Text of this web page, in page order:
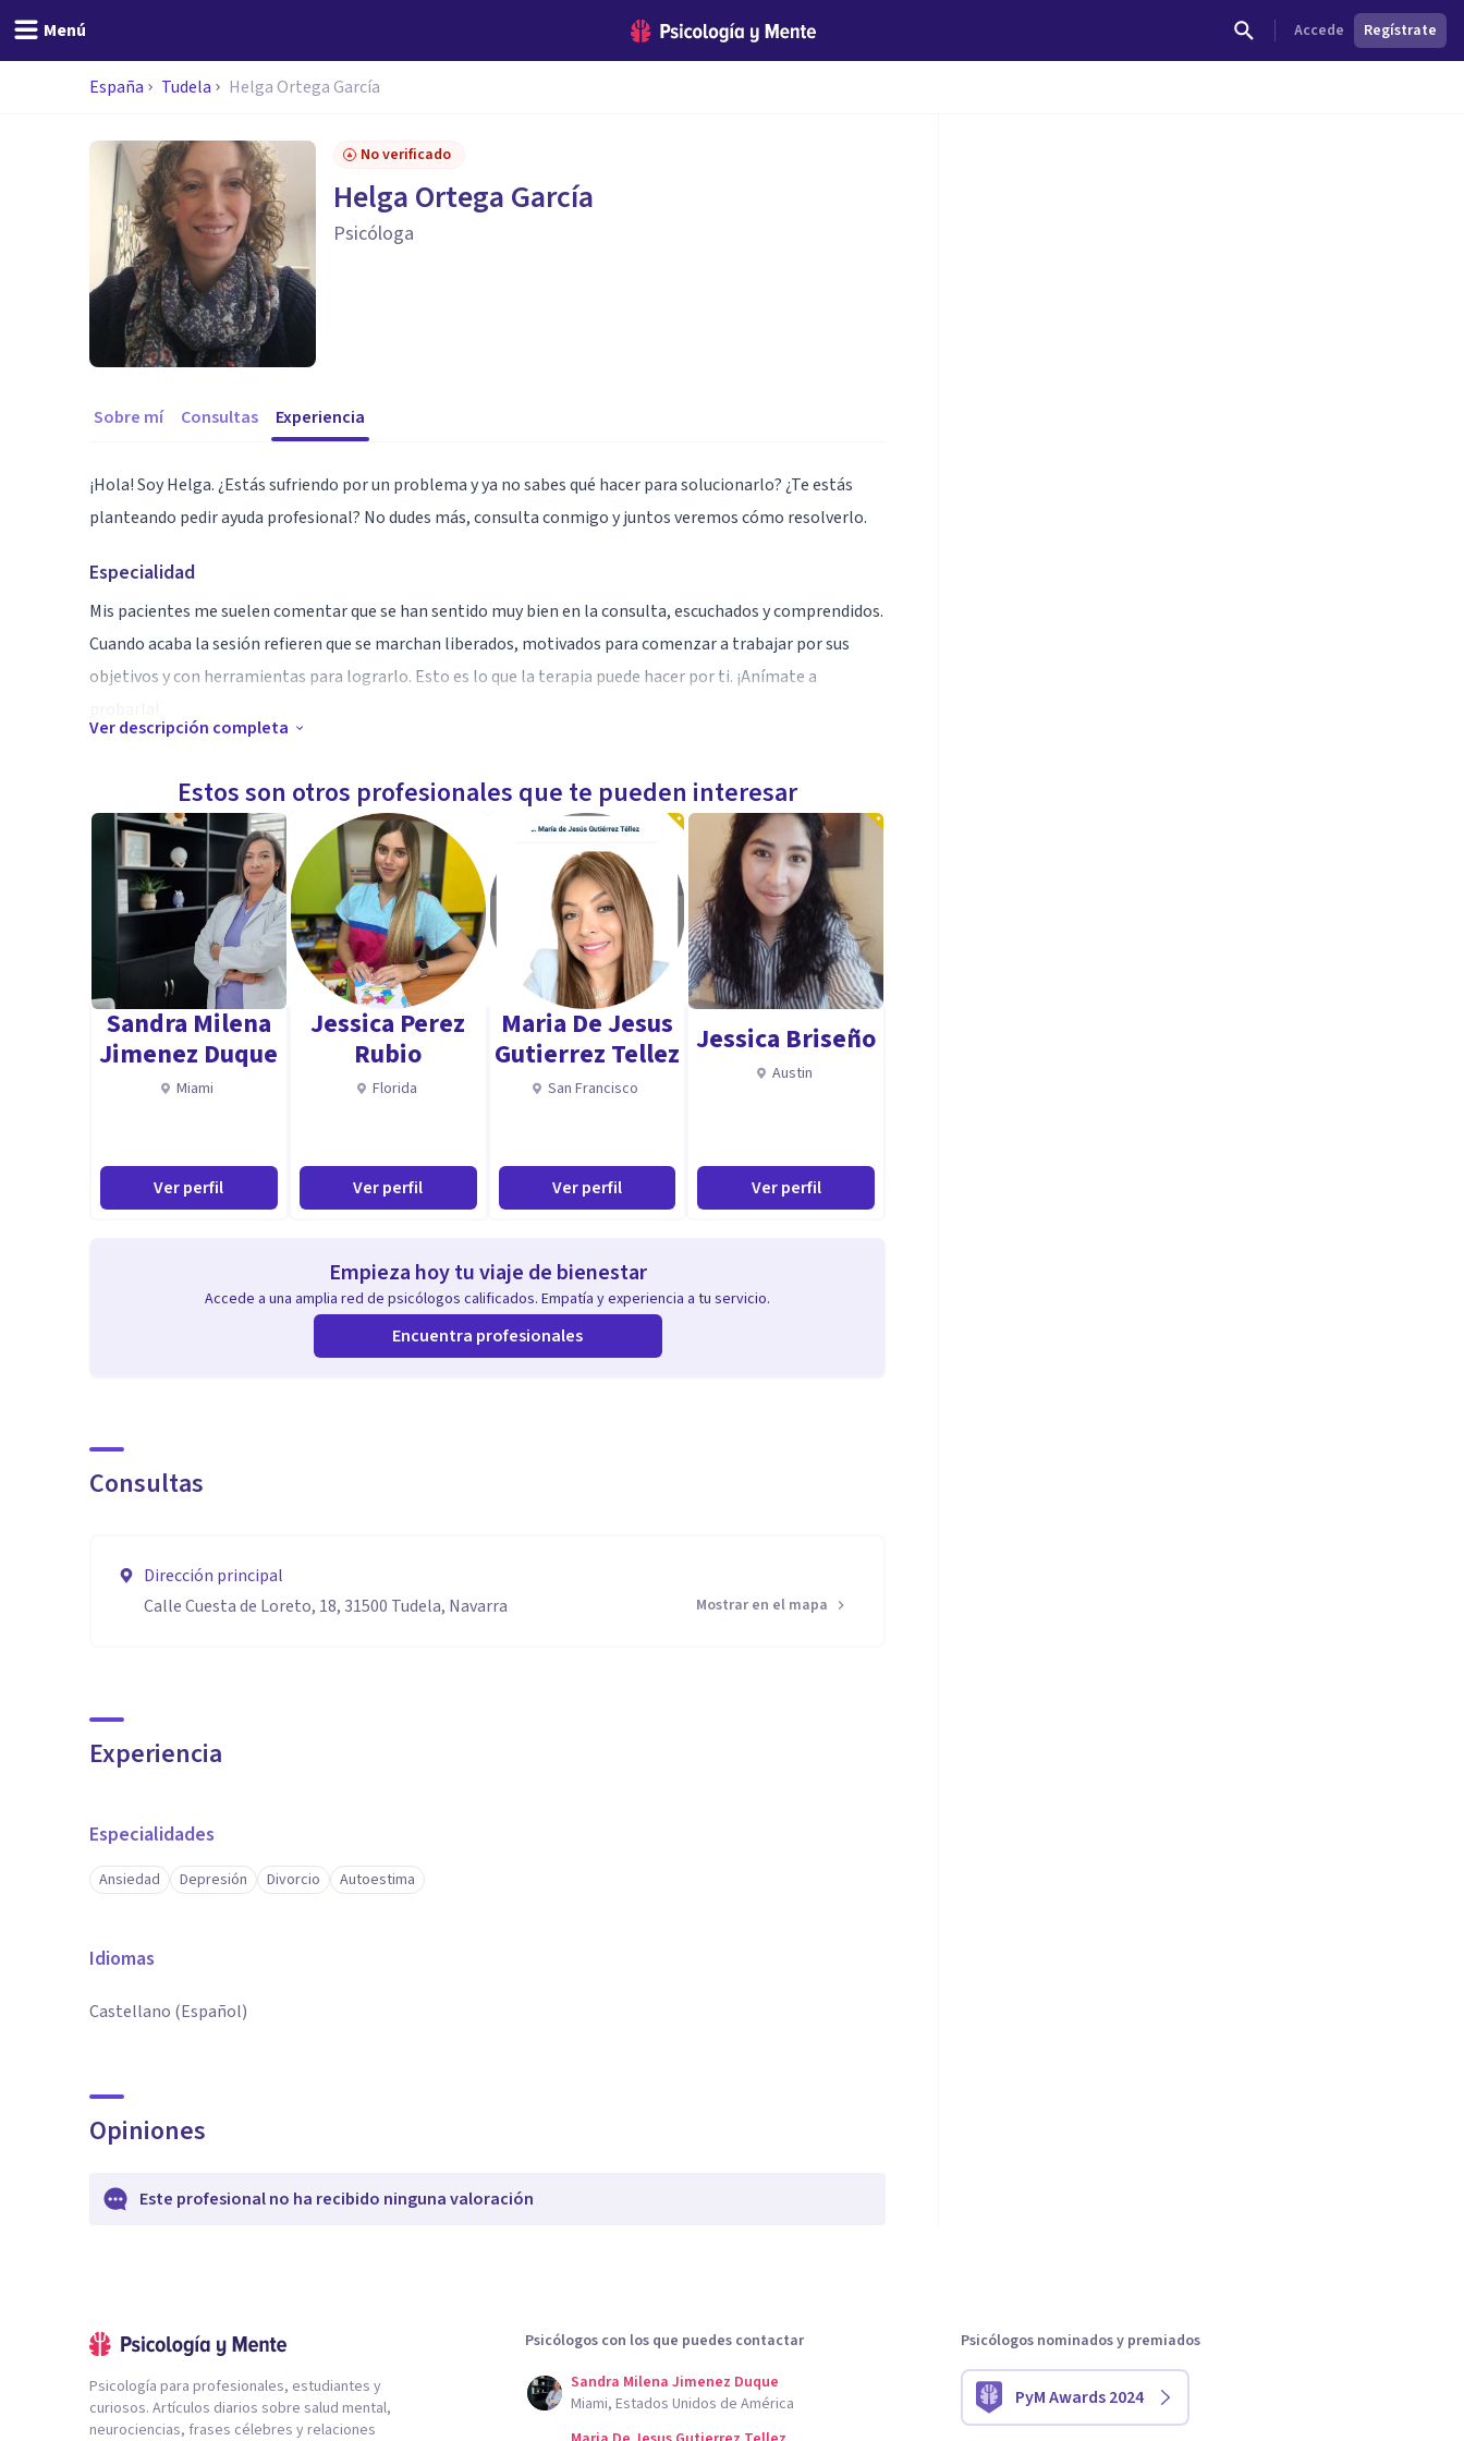
Menú Accede Regístrate
España Tudela Helga Ortega García
No verificado
Helga Ortega García
Psicóloga
Sobre mí Consultas Experiencia
¡Hola! Soy Helga. ¿Estás sufriendo por un problema y ya no sabes qué hacer para solucionarlo? ¿Te estás
planteando pedir ayuda profesional? No dudes más, consulta conmigo y juntos veremos cómo resolverlo.
Especialidad
Mis pacientes me suelen comentar que se han sentido muy bien en la consulta, escuchados y comprendidos.
Cuando acaba la sesión refieren que se marchan liberados, motivados para comenzar a trabajar por sus
objetivos y con herramientas para lograrlo. Esto es lo que la terapia puede hacer por ti. ¡Anímate a
Soy psicóloga sanitaria y especialista en Terapia Breve. Esta intervención terapéutica te puede ayudar a
resolver tus problemas en pocas sesiones, ¿Tienes dudas? ¡Ponte en contacto conmigo!
Ver descripción completa
Estos son otros profesionales que te pueden interesar
Sandra Milena
Jimenez Duque
Miami
Ver perfil
Jessica Perez
Rubio
Florida
Ver perfil
Maria De Jesus
Gutierrez Tellez
San Francisco
Ver perfil
Jessica Briseño
Austin
Ver perfil
Empieza hoy tu viaje de bienestar
Accede a una amplia red de psicólogos calificados. Empatía y experiencia a tu servicio.
Encuentra profesionales
Consultas
Dirección principal
Calle Cuesta de Loreto, 18, 31500 Tudela, Navarra
Mostrar en el mapa
Experiencia
Especialidades
Ansiedad Depresión Divorcio Autoestima
Idiomas
Castellano (Español)
Opiniones
Este profesional no ha recibido ninguna valoración
Psicología para profesionales, estudiantes y
curiosos. Artículos diarios sobre salud mental,
neurociencias, frases célebres y relaciones
Psicólogos con los que puedes contactar
Sandra Milena Jimenez Duque
Miami, Estados Unidos de América
Psicólogos nominados y premiados
PyM Awards 2024